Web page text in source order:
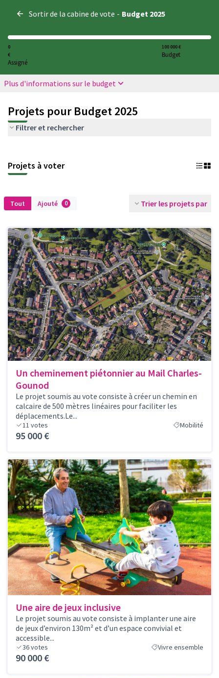
Sortir de la cabine de vote - Budget 2025
0
€
Assigné
100 000 €
Budget
Plus d'informations sur le budget
Projets pour Budget 2025
Filtrer et rechercher
Projets à voter
Tout Ajouté 0 Trier les projets par
Un cheminement piétonnier au Mail Charles-
Gounod
Le projet soumis au vote consiste à créer un chemin en
calcaire de 500 mètres linéaires pour faciliter les
déplacements.Le...
11 votes Mobilité
95 000 €
Une aire de jeux inclusive
Le projet soumis au vote consiste à implanter une aire
de jeux d’environ 130m² et d’un espace convivial et
accessible...
36votes Vivre ensemble
90 000 €